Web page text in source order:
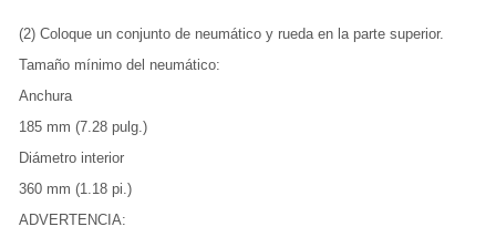
(2) Coloque un conjunto de neumático y rueda en la parte superior.
Tamaño mínimo del neumático:
Anchura
185 mm (7.28 pulg.)
Diámetro interior
360 mm (1.18 pi.)
ADVERTENCIA: